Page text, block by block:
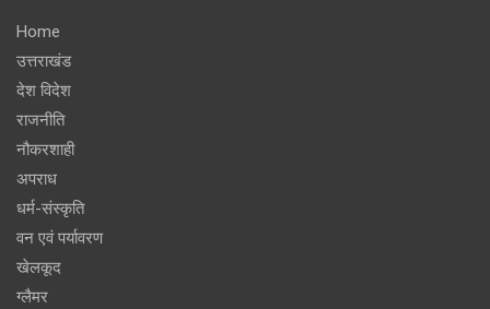
Home
उत्तराखंड
देश विदेश
राजनीति
नौकरशाही
अपराध
धर्म-संस्कृति
वन एवं पर्यावरण
खेलकूद
ग्लैमर